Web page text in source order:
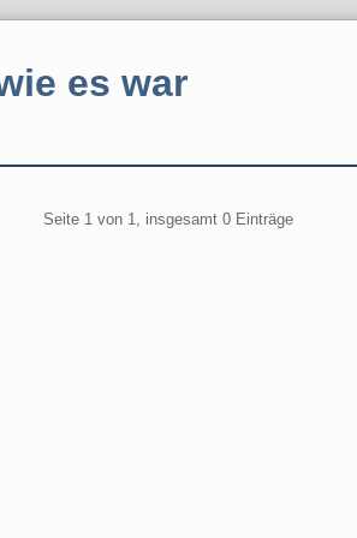
es war
Seite 1 von 1, insgesamt 0 Einträge